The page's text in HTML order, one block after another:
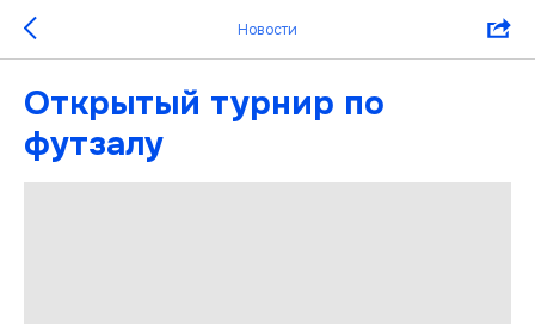
Новости
Открытый турнир по
футзалу